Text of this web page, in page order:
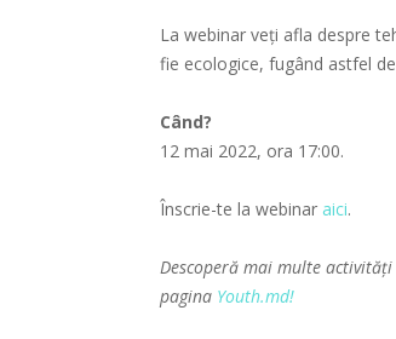
La webinar veți afla despre
fie ecologice, fugând astfel
Când?
12 mai 2022, ora 17:00.
Înscrie-te la webinar aici.
Descoperă mai multe
pagina Youth.md!